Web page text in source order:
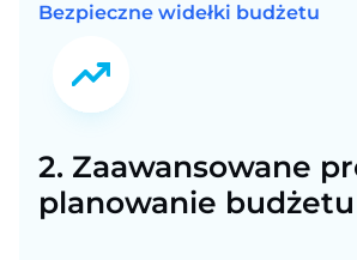
Bezpieczne widełki budżetu
2. Zaawansowane
planowanie budżetu